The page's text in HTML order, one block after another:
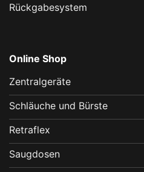
Rückgabesystem
Online Shop
Zentralgeräte
Schläuche und Bürste
Retraflex
Saugdosen